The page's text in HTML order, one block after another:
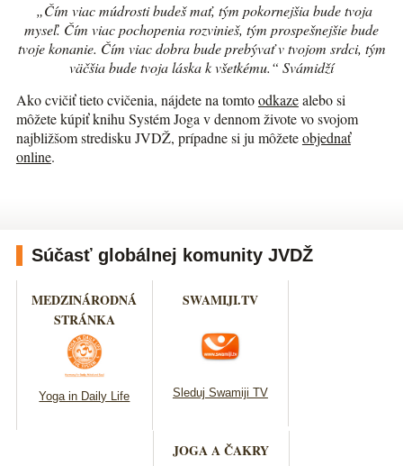
„Čím viac múdrosti budeš mať, tým pokornejšia bude tvoja
myseľ. Čím viac pochopenia rozvinieš, tým prospešnejšie bude
tvoje konanie. Čím viac dobra bude prebývať v tvojom srdci, tým
väčšia bude tvoja láska k všetkému.“ Svámidží
Ako cvičiť tieto cvičenia, nájdete na tomtoodkazealebo si
môžete kúpiť knihu Systém Joga v dennom živote vo svojom
najbližšom stredisku JVDŽ, prípadne si ju môžeteobjednať
online.
Súčasť globálnej komunity JVDŽ
MEDZINÁRODNÁ
STRÁNKA
Yoga in Daily Life
SWAMIJI.TV
Sleduj Swamiji TV
JOGA A ČAKRY